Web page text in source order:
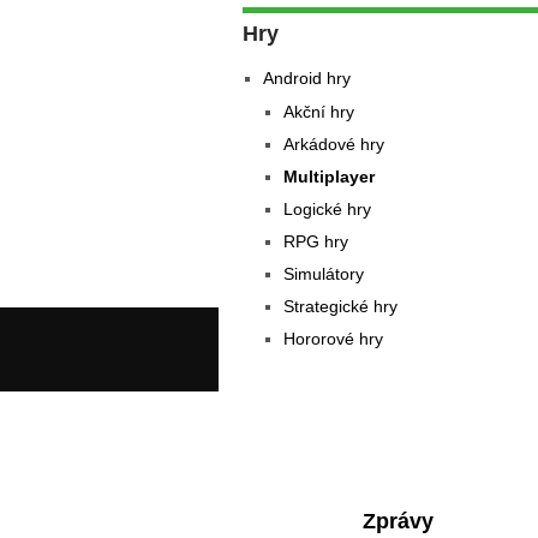
Hry
Android hry
Akční hry
Arkádové hry
Multiplayer
Logické hry
RPG hry
Simulátory
Strategické hry
Hororové hry
Zprávy